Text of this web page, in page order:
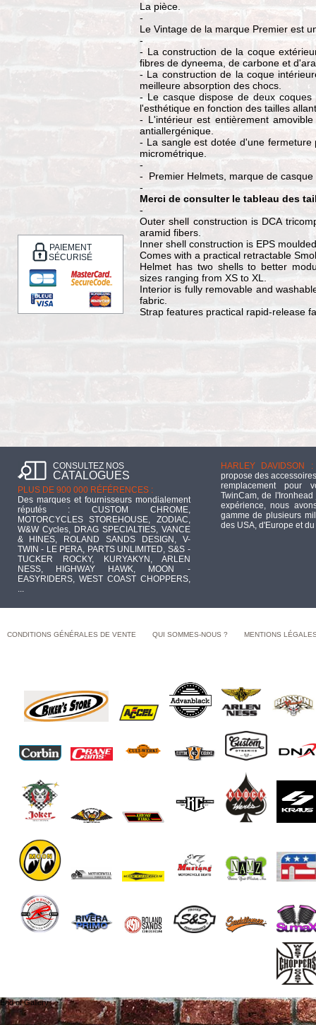
PAIEMENT
SÉCURISÉ
La pièce.
-
Le Vintage de la marque Premier est
-
- La construction de la coque
fibres de dyneema, de carbone et
- La construction de la coque
meilleure absorption des chocs.
- Le casque dispose de deux
l'esthétique en fonction des tailles
- L'intérieur est entièrement
antiallergénique.
- La sangle est dotée d'une
micrométrique.
-
- Premier Helmets, marque de casque
-
Merci de consulter le tableau des
-
Outer shell construction is DCA
aramid fibers.
Inner shell construction is EPS
Comes with a practical retractable
Helmet has two shells to better
sizes ranging from XS to XL.
Interior is fully removable and
fabric.
Strap features practical rapid-release
CONSULTEZ NOS
CATALOGUES
PLUS DE 900 000 RÉFÉRENCES :
Des marques et fournisseurs mondialement
réputés : CUSTOM CHROME,
MOTORCYCLES STOREHOUSE, ZODIAC,
W&W Cycles, DRAG SPECIALTIES, VANCE
& HINES, ROLAND SANDS DESIGN, V-
TWIN - LE PERA, PARTS UNLIMITED, S&S -
TUCKER ROCKY, KURYAKYN, ARLEN
NESS, HIGHWAY HAWK, MOON -
EASYRIDERS, WEST COAST CHOPPERS,
HARLEY DAVIDSON :
propose des
remplacement pour
TwinCam, de
expérience, nous
gamme de plusieurs
des USA, d'Europe et
CONDITIONS GÉNÉRALES DE VENTE QUI SOMMES-NOUS ? MENTIONS
End of Gallery